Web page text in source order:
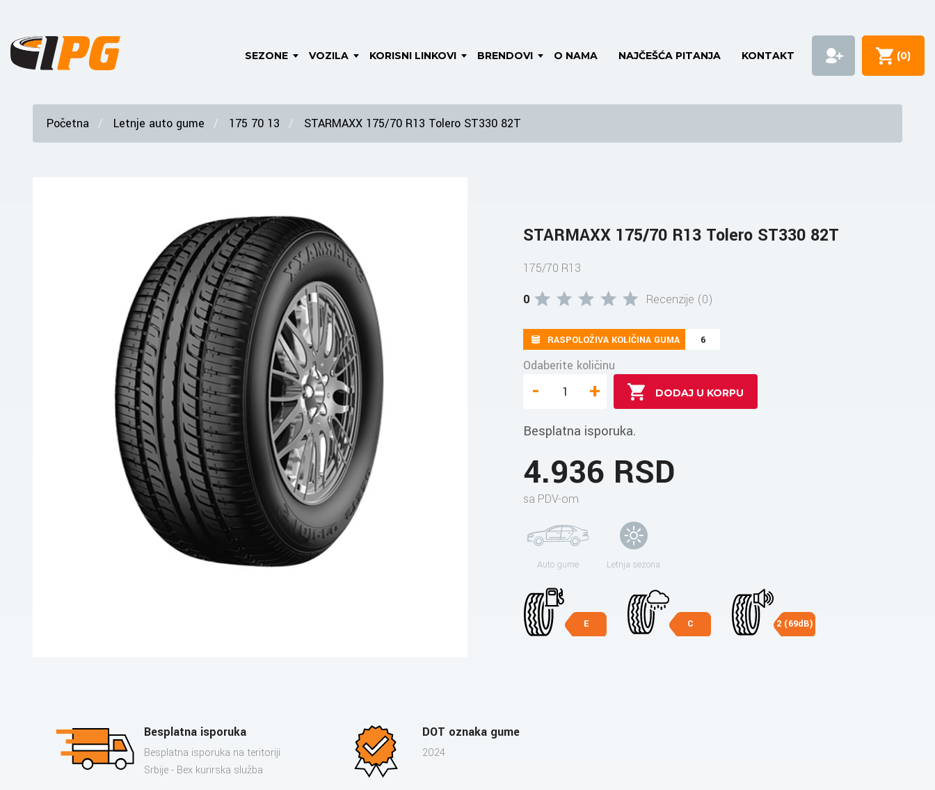
SEZONE VOZILA KORISNI LINKOVI BRENDOVI O NAMA NAJČEŠĆA PITANJA KONTAKT (0)
Početna Letnje auto gume 175 70 13 STARMAXX 175/70 R13 Tolero ST330 82T
STARMAXX 175/70 R13 Tolero ST330 82T
175/70 R13
0
Recenzije (0)
RASPOLOŽIVA KOLIČINA GUMA 6
Odaberite količinu
- +
Besplatna isporuka.
4.936 RSD
sa PDV-om
Auto gume Letnja sezona
E C 2 (69dB)
Besplatna isporuka
Besplatna isporuka na teritoriji
Srbije - Bex kurirska služba
DOT oznaka gume
2024